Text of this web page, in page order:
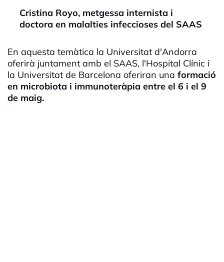
Cristina Royo, metgessa internista i
doctora en malalties infeccioses del SAAS
En aquesta temàtica la Universitat d'Andorra
oferirà juntament amb el SAAS, l'Hospital Clínic i
la Universitat de Barcelona oferiran una formació
en microbiota i immunoteràpia entre el 6 i el 9
de maig.